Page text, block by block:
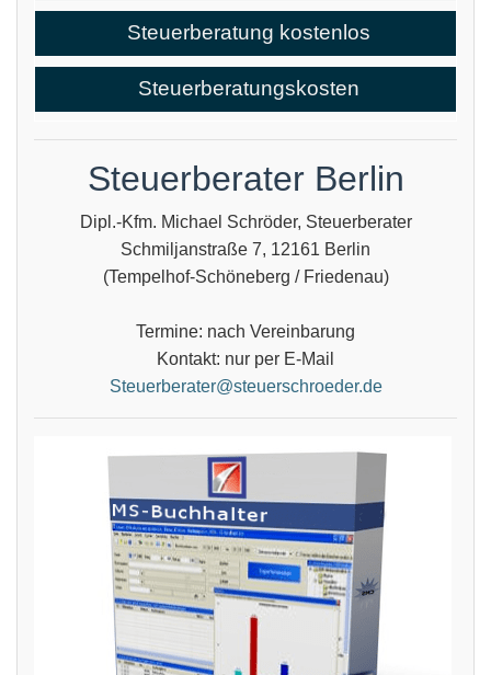
Steuerberatung kostenlos
Steuerberatungskosten
Steuerberater Berlin
Dipl.-Kfm. Michael Schröder, Steuerberater
Schmiljanstraße 7, 12161 Berlin
(Tempelhof-Schöneberg / Friedenau)
Termine: nach Vereinbarung
Kontakt: nur per E-Mail
Steuerberater@steuerschroeder.de